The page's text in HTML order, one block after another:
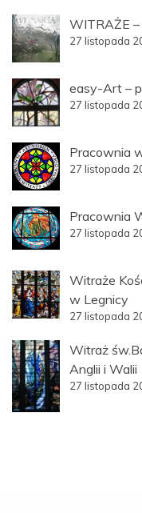
WITRAŻE
27 listopada
easy-Art –
27 listopada
Pracownia
27 listopada
Pracownia
27 listopada
Witraże
w Legnicy
27 listopada
Witraż
Anglii i Walii
27 listopada